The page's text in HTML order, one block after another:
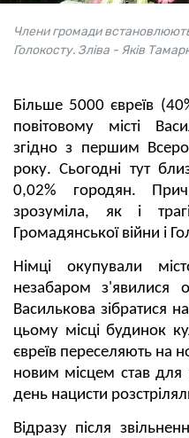
Члени громади
Голокосту. Зліва - Яків
Більше 5000 євреїв
повітовому місті
згідно з першим
року. Сьогодні тут
0,02% городян.
зрозуміла, як і
Громадянської війни і
Німці окупували
незабаром з'явилися
Василькова зібратися
цьому місці будинок
євреїв переселяють на
новим місцем став
день нацисти
Відразу після